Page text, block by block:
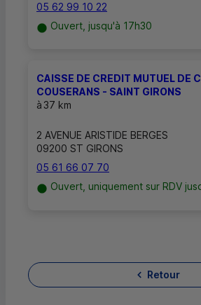
05 62 99 10 22
Ouvert, jusqu'à 17h30
CAISSE DE CREDIT MUTUEL DE
COUSERANS - SAINT GIRONS
à37 km
2 AVENUE ARISTIDE BERGES
09200 ST GIRONS
05 61 66 07 70
Ouvert, uniquement sur RDV
Retour